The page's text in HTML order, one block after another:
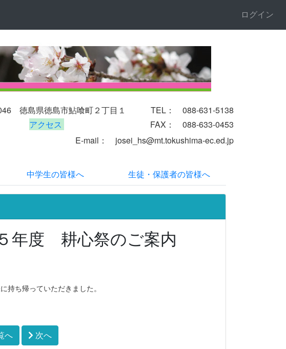
ログイン
徳島県徳島市鮎喰町２丁目１ TEL： 088-631-5138
アクセス
FAX： 088-633-0453
： josei_hs@mt.tokushima-ec.ed.jp
中学生の皆様へ 生徒・保護者の皆様へ
年度 耕心祭のご案内
持ち帰っていただきました。
へ 次へ